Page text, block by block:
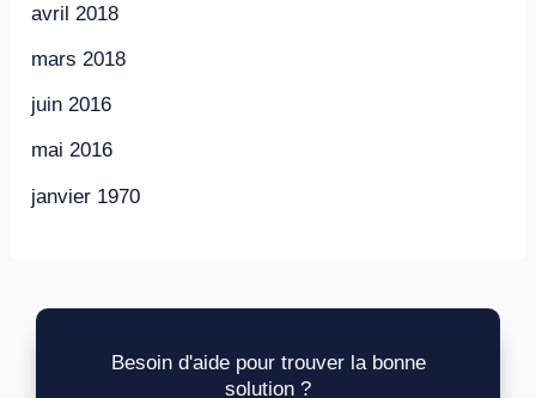
avril 2018
mars 2018
juin 2016
mai 2016
janvier 1970
Besoin d'aide pour trouver la bonne
solution ?